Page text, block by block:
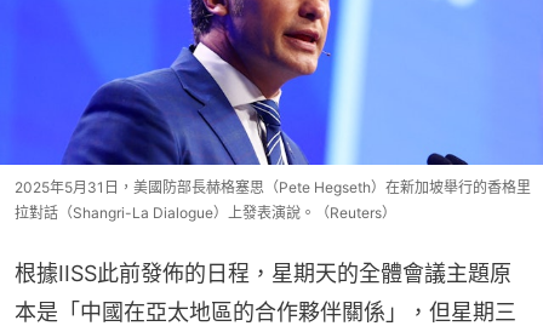
2025年5月31日，美國防部長赫格塞思（Pete Hegseth）在新加坡舉行的香格里
拉對話（Shangri-La Dialogue）上發表演說。（Reuters）
根據IISS此前發佈的日程，星期天的全體會議主題原
本是「中國在亞太地區的合作夥伴關係」，但星期三